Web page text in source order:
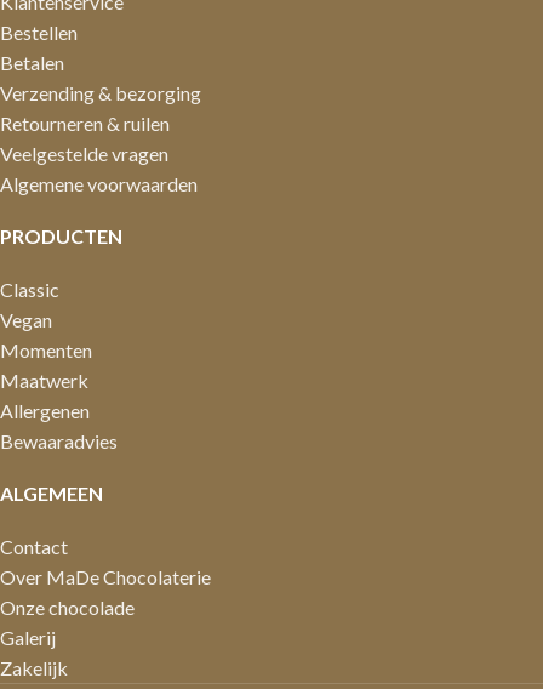
Bestellen
Betalen
Verzending & bezorging
Retourneren & ruilen
Veelgestelde vragen
Algemene voorwaarden
PRODUCTEN
Classic
Vegan
Momenten
Maatwerk
Allergenen
Bewaaradvies
ALGEMEEN
Contact
Over MaDe Chocolaterie
Onze chocolade
Galerij
Zakelijk